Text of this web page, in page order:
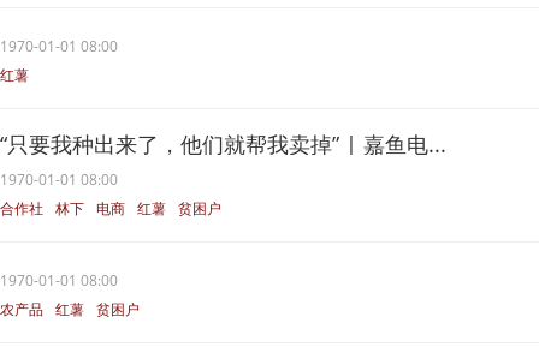
1970-01-01 08:00
红薯
“只要我种出来了，他们就帮我卖掉” | 嘉鱼电...
1970-01-01 08:00
合作社
林下 电商 红薯 贫困户
1970-01-01 08:00
农产品 红薯 贫困户